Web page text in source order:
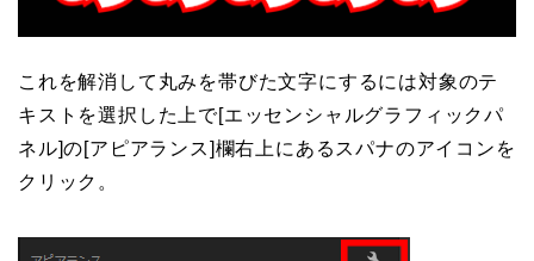
これを解消して丸みを帯びた文字にするには対象のテ
キストを選択した上で[エッセンシャルグラフィックパ
ネル]の[アピアランス]欄右上にあるスパナのアイコンを
クリック。